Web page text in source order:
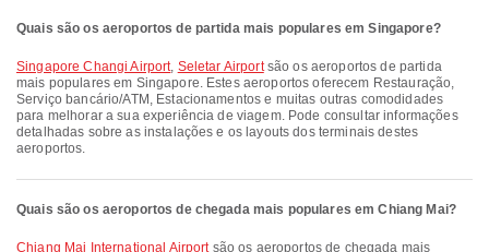
Quais são os aeroportos de partida mais populares em Singapore?
Singapore Changi Airport, Seletar Airportsão os aeroportos de partida
mais populares em Singapore. Estes aeroportos oferecem Restauração,
Serviço bancário/ATM, Estacionamentos e muitas outras comodidades
para melhorar a sua experiência de viagem. Pode consultar informações
detalhadas sobre as instalações e os layouts dos terminais destes
aeroportos.
Quais são os aeroportos de chegada mais populares em Chiang Mai?
Chiang Mai International Airportsão os aeroportos de chegada mais